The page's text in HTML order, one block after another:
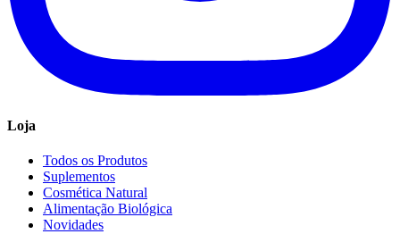
Loja
Todos os Produtos
Suplementos
Cosmética Natural
Alimentação Biológica
Novidades